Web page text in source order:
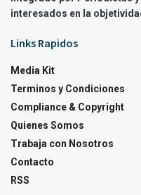
interesados en la
Links Rapidos
Media Kit
Terminos y Condiciones
Compliance & Copyright
Quienes Somos
Trabaja con Nosotros
Contacto
RSS